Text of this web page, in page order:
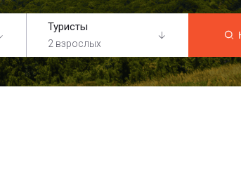
Туристы
2 взрослых